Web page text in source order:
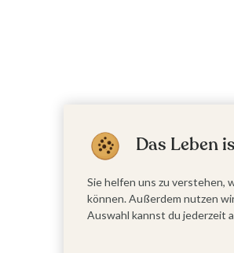
Das Leben
Sie helfen uns zu verstehen,
können. Außerdem nutzen
Auswahl kannst du jederzeit